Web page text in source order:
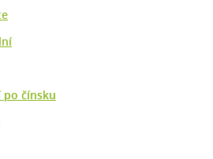
po čínsku